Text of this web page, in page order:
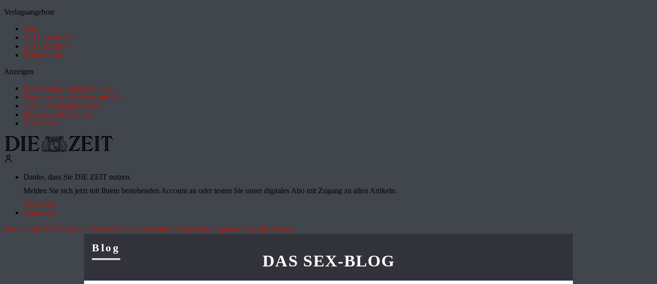
Verlagsangebote
Abo
ZEIT Akademie
ZEIT REISEN
Partnersuche
Anzeigen
Most Wanted Employer 2026
How it works: Studium und Job
ZEIT Forschungskosmos
Deutsches Schulportal
ZEIT für X
Danke, dass Sie DIE ZEIT nutzen.
Melden Sie sich jetzt mit Ihrem bestehenden Account an oder testen Sie unser digitales Abo mit Zugang zu allen Artikeln.
Abo testen
Anmelden
Die aktuelle ZEITMigrationRenteWaldbrändeInitiative "Deutschland spricht"Aktuelle Themen
Blog
DAS SEX-BLOG